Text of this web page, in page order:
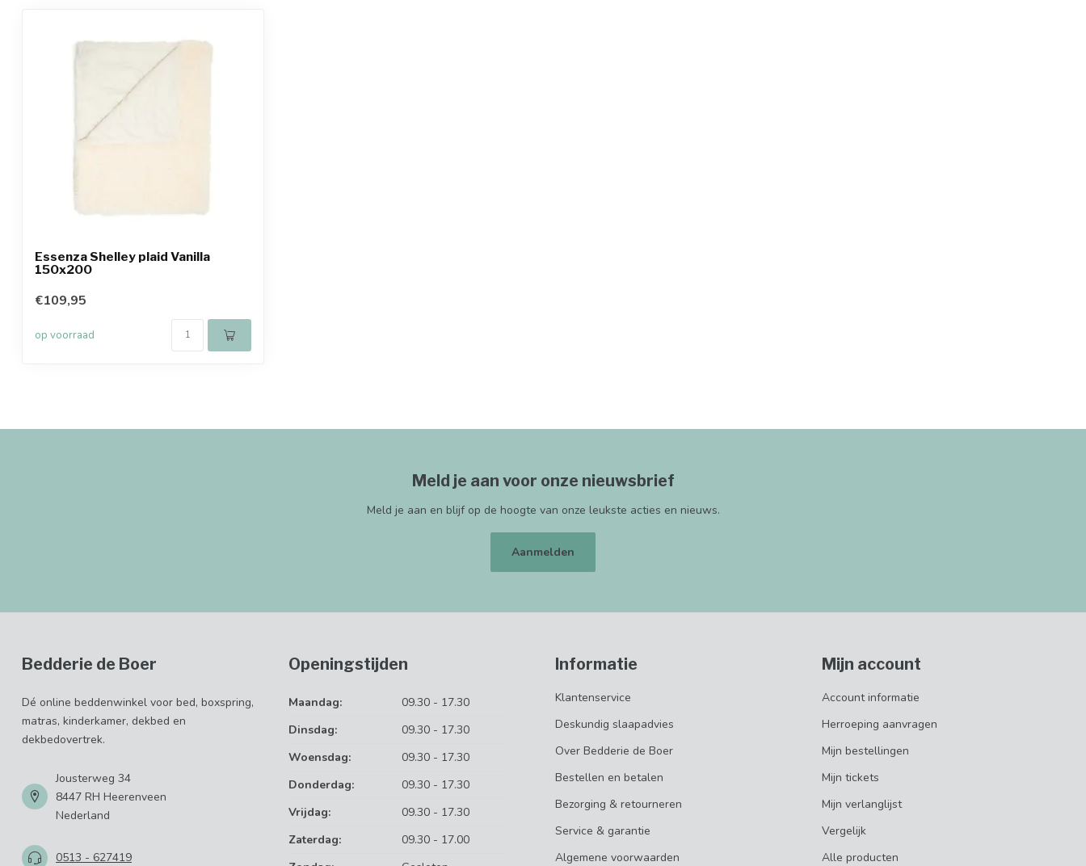
Essenza Shelley plaid Vanilla
150x200
€109,95
op voorraad
Meld je aan voor onze nieuwsbrief
Meld je aan en blijf op de hoogte van onze leukste acties en nieuws.
Aanmelden
Bedderie de Boer
Dé online beddenwinkel voor bed, boxspring,
matras, kinderkamer, dekbed en
dekbedovertrek.
Jousterweg 34
8447 RH Heerenveen
Nederland
0513 - 627419
Openingstijden
Maandag:
09.30 - 17.30
Dinsdag:
09.30 - 17.30
Woensdag:
09.30 - 17.30
Donderdag:
09.30 - 17.30
Vrijdag:
09.30 - 17.30
Zaterdag:
09.30 - 17.00
Informatie
Klantenservice
Deskundig slaapadvies
Over Bedderie de Boer
Bestellen en betalen
Bezorging & retourneren
Service & garantie
Algemene voorwaarden
Mijn account
Account informatie
Herroeping aanvragen
Mijn bestellingen
Mijn tickets
Mijn verlanglijst
Vergelijk
Alle producten